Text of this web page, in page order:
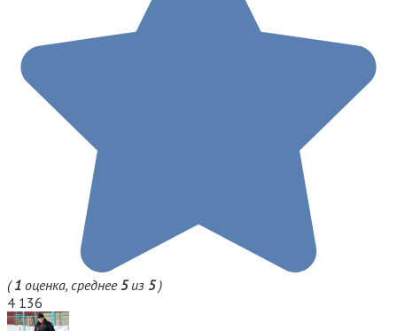
(1 оценка, среднее 5из 5)
4 136